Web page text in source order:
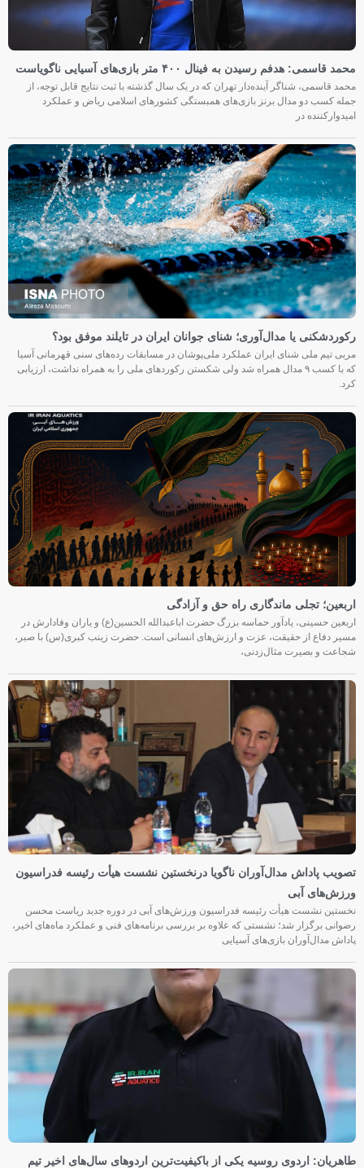
محمد قاسمی: هدفم رسیدن به فینال ۴۰۰ متر بازی‌های آسیایی ناگویاست
محمد قاسمی، شناگر آینده‌دار تهران که در یک سال گذشته با ثبت نتایج قابل توجه، از
جمله کسب دو مدال برنز بازی‌های همبستگی کشورهای اسلامی ریاض و عملکرد
امیدوارکننده در
رکوردشکنی یا مدال‌آوری؛ شنای جوانان ایران در تایلند موفق بود؟
مربی تیم ملی شنای ایران عملکرد ملی‌پوشان در مسابقات رده‌های سنی قهرمانی آسیا
که با کسب ۹ مدال همراه شد ولی شکستن رکوردهای ملی را به همراه نداشت، ارزیابی
کرد.
اربعین؛ تجلی ماندگاری راه حق و آزادگی
اربعین حسینی، یادآور حماسه بزرگ حضرت اباعبدالله الحسین(ع) و یاران وفادارش در
مسیر دفاع از حقیقت، عزت و ارزش‌های انسانی است. حضرت زینب کبری(س) با صبر،
شجاعت و بصیرت مثال‌زدنی،
تصویب پاداش مدال‌آوران ناگویا درنخستین نشست هیأت رئیسه فدراسیون
ورزش‌های آبی
نخستین نشست هیأت رئیسه فدراسیون ورزش‌های آبی در دوره جدید ریاست محسن
رضوانی برگزار شد؛ نشستی که علاوه بر بررسی برنامه‌های فنی و عملکرد ماه‌های اخیر،
پاداش مدال‌آوران بازی‌های آسیایی
طاهریان: اردوی روسیه یکی از باکیفیت‌ترین اردوهای سال‌های اخیر تیم